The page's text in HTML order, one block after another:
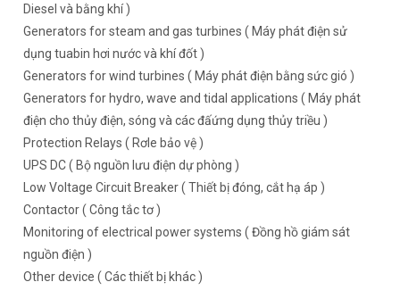
Diesel và bằng khí )
Generators for steam and gas turbines ( Máy phát điện sử
dụng tuabin hơi nước và khí đốt )
Generators for wind turbines ( Máy phát điện bằng sức gió )
Generators for hydro, wave and tidal applications ( Máy phát
điện cho thủy điện, sóng và các đấứng dụng thủy triều )
Protection Relays ( Rơle bảo vệ )
UPS DC ( Bộ nguồn lưu điện dự phòng )
Low Voltage Circuit Breaker ( Thiết bị đóng, cắt hạ áp )
Contactor ( Công tắc tơ )
Monitoring of electrical power systems ( Đồng hồ giám sát
nguồn điện )
Other device ( Các thiết bị khác )